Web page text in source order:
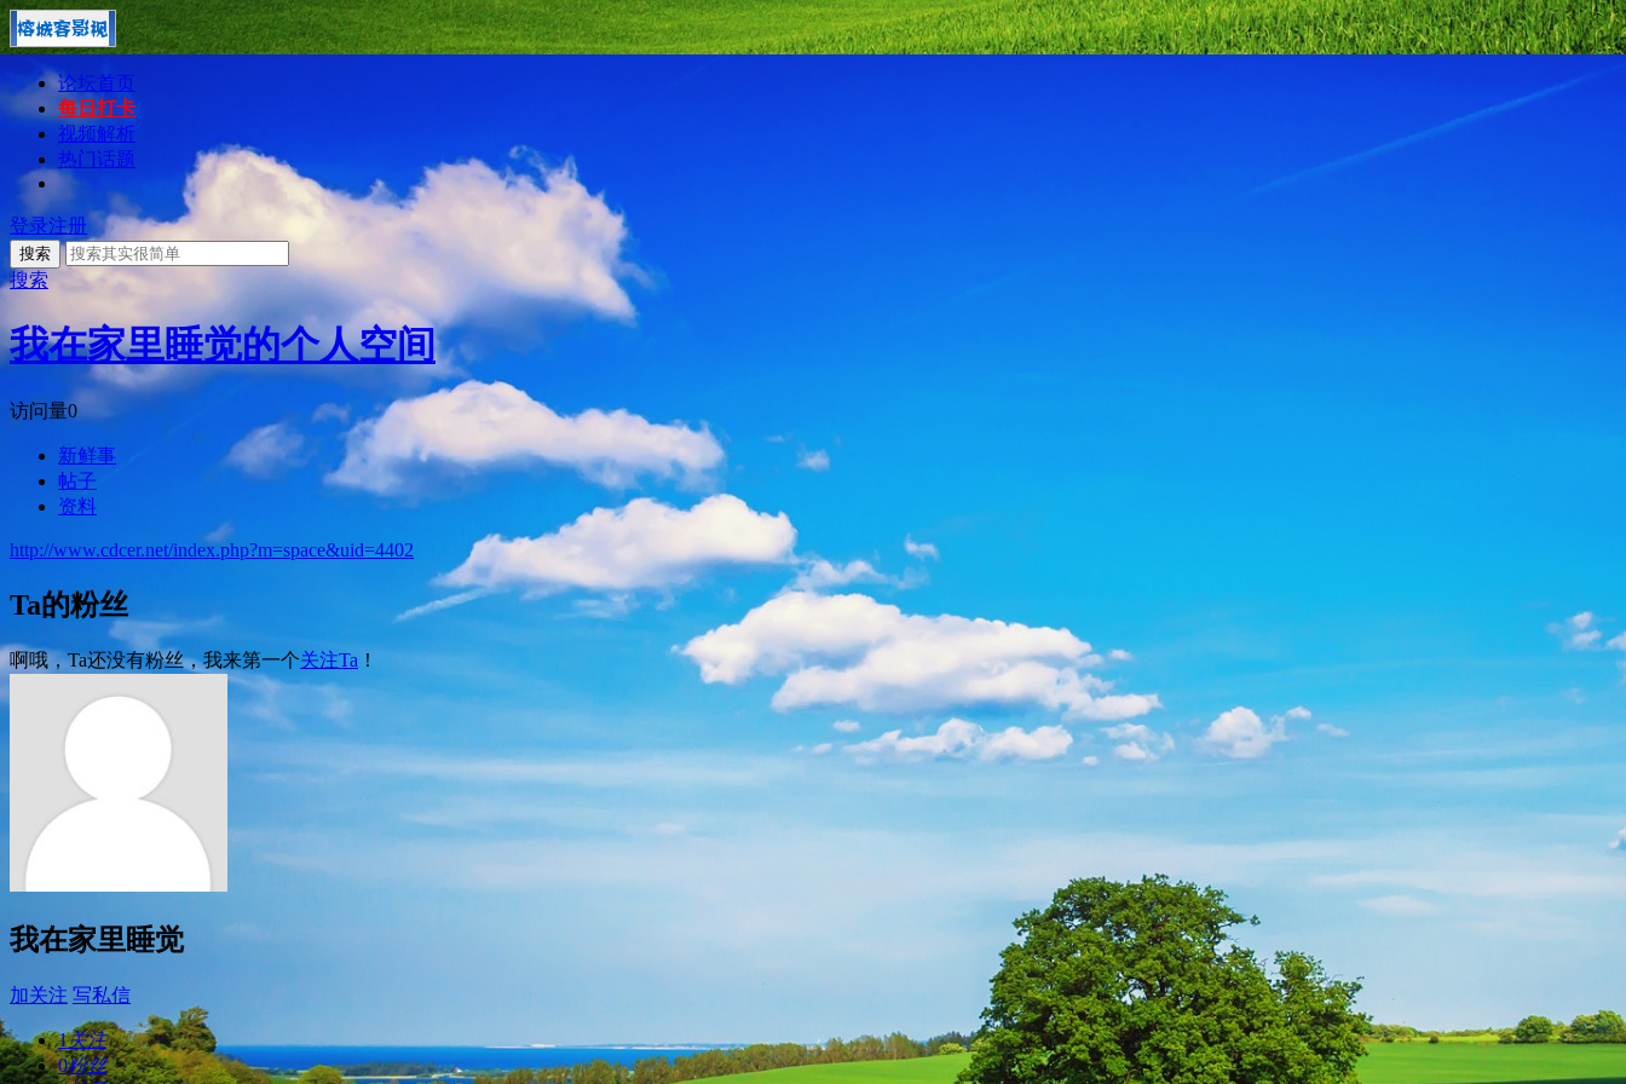
论坛首页
每日打卡
视频解析
热门话题
登录注册
搜索
搜索
我在家里睡觉的个人空间
访问量0
新鲜事
帖子
资料
http://www.cdcer.net/index.php?m=space&uid=4402
Ta的粉丝
啊哦，Ta还没有粉丝，我来第一个关注Ta ！
我在家里睡觉
加关注 写私信
1关注
0粉丝